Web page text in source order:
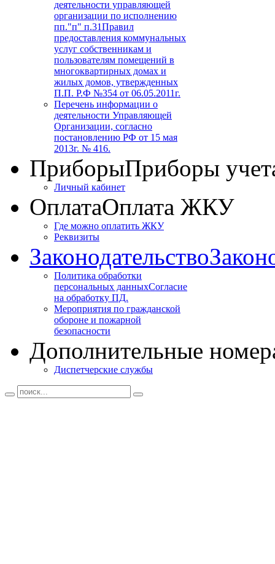
деятельности управляющей
организации по исполнению
пп."п" п.31Правил
предоставления коммунальных
услуг собственникам и
пользователям помещений в
многоквартирных домах и
жилых домов, утвержденных
П.П. Р.Ф №354 от 06.05.2011г.
Перечень информации о
деятельности Управляющей
Организации, согласно
постановлению РФ от 15 мая
2013г. № 416.
ПриборыПриборы
Личный кабинет
ОплатаОплата ЖКУ
Где можно оплатить ЖКУ
Реквизиты
Законодательство
Политика обработки
персональных данныхСогласие
на обработку ПД.
Мероприятия по гражданской
обороне и пожарной
безопасности
Дополнительные
Диспетчерские службы